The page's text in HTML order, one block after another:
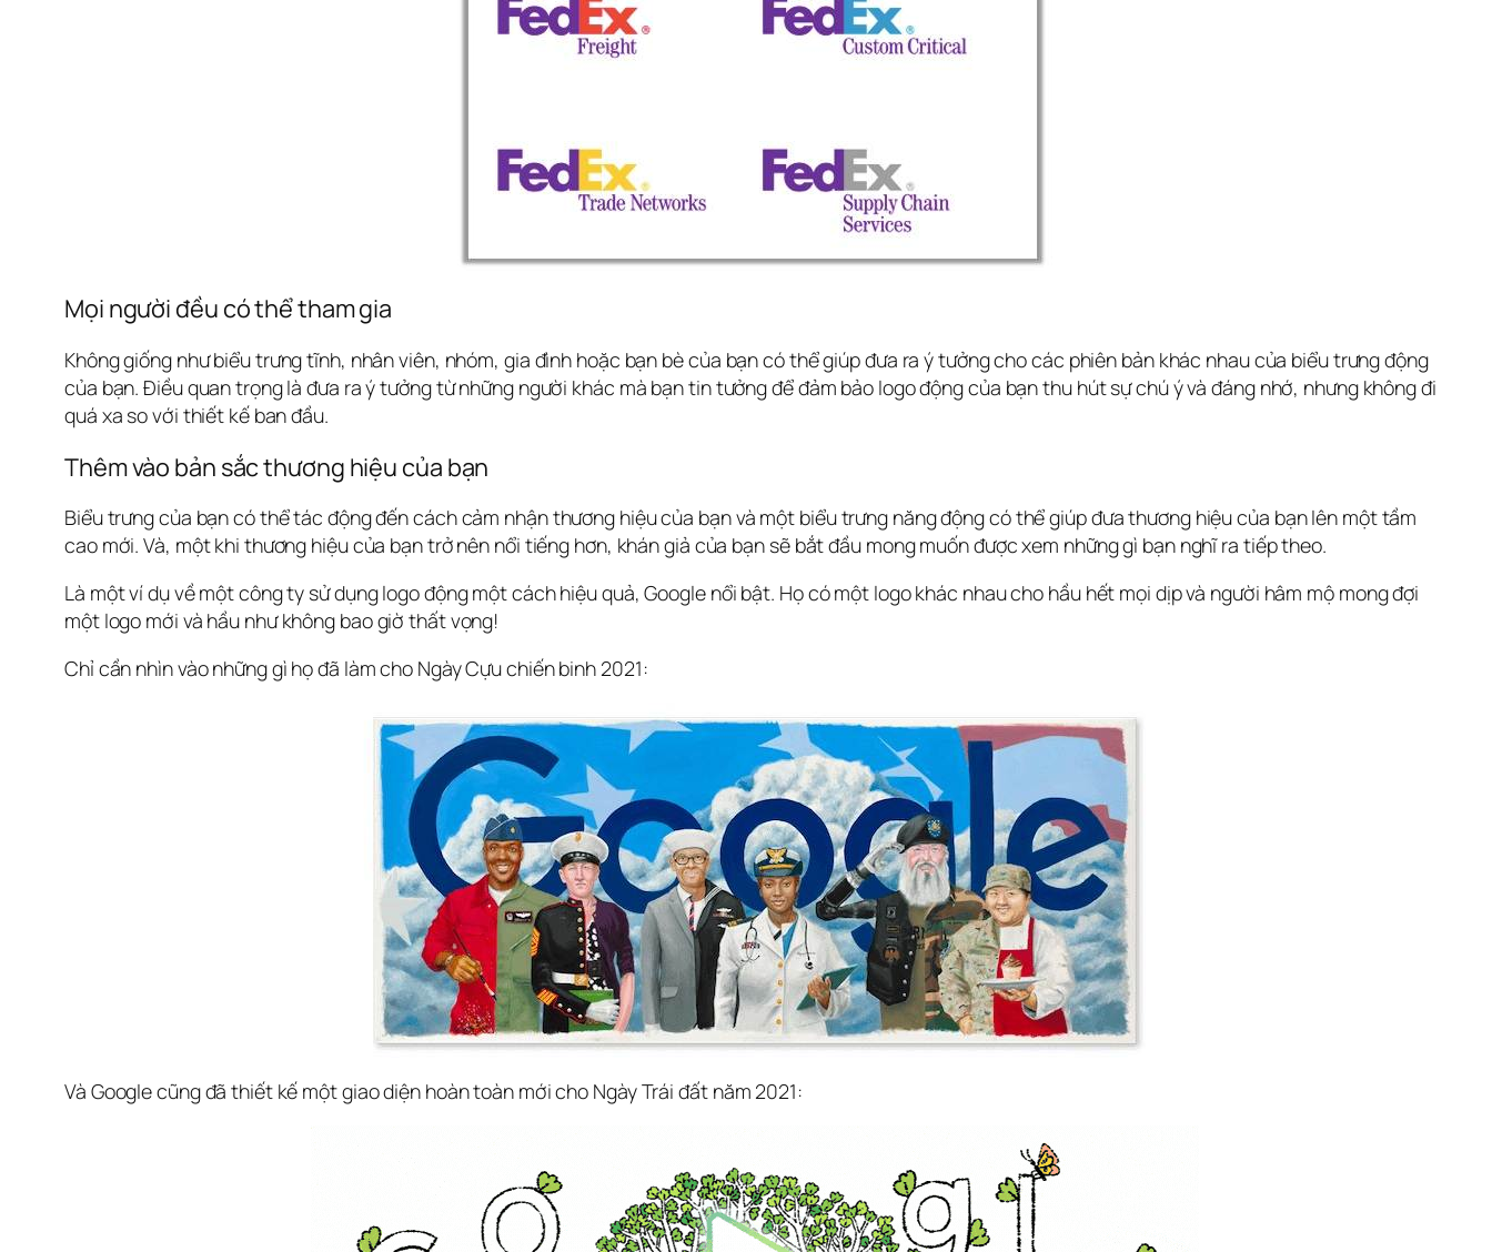
Mọi người đều có thể tham gia
Không giống như biểu trưng tĩnh, nhân viên, nhóm, gia đình hoặc bạn bè của bạn có thể giúp đưa ra ý tưởng cho các phiên bản khác nhau của biểu trưng động
của bạn. Điều quan trọng là đưa ra ý tưởng từ những người khác mà bạn tin tưởng để đảm bảo logo động của bạn thu hút sự chú ý và đáng nhớ, nhưng không đi
quá xa so với thiết kế ban đầu.
Thêm vào bản sắc thương hiệu của bạn
Biểu trưng của bạn có thể tác động đến cách cảm nhận thương hiệu của bạn và một biểu trưng năng động có thể giúp đưa thương hiệu của bạn lên một tầm
cao mới. Và, một khi thương hiệu của bạn trở nên nổi tiếng hơn, khán giả của bạn sẽ bắt đầu mong muốn được xem những gì bạn nghĩ ra tiếp theo.
Là một ví dụ về một công ty sử dụng logo động một cách hiệu quả, Google nổi bật. Họ có một logo khác nhau cho hầu hết mọi dịp và người hâm mộ mong đợi
một logo mới và hầu như không bao giờ thất vọng!
Chỉ cần nhìn vào những gì họ đã làm cho Ngày Cựu chiến binh 2021:
Và Google cũng đã thiết kế một giao diện hoàn toàn mới cho Ngày Trái đất năm 2021: